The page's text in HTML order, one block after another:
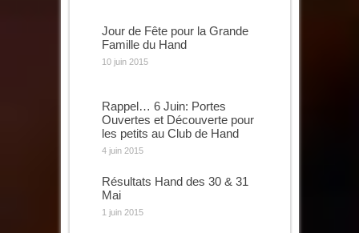
Jour de Fête pour la Grande
Famille du Hand
10 juin 2015
Rappel… 6 Juin: Portes
Ouvertes et Découverte pour
les petits au Club de Hand
4 juin 2015
Résultats Hand des 30 & 31
Mai
1 juin 2015